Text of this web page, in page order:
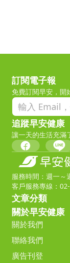
訂閱電子報
免費訂閱早安，開
追蹤早安健康
讓一天的生活充滿
服務時間：週一～
客戶服務專線：
文章分類
關於早安健康
關於我們
聯絡我們
廣告刊登